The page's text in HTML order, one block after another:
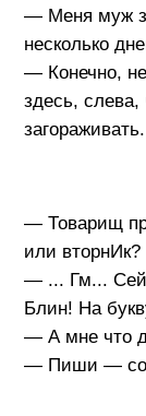
— Меня муж
несколько
— Конечно,
здесь,
загораживать.
— Товарищ
или вторнИк?
— ... Гм...
Блин! На
— А мне что
— Пиши —